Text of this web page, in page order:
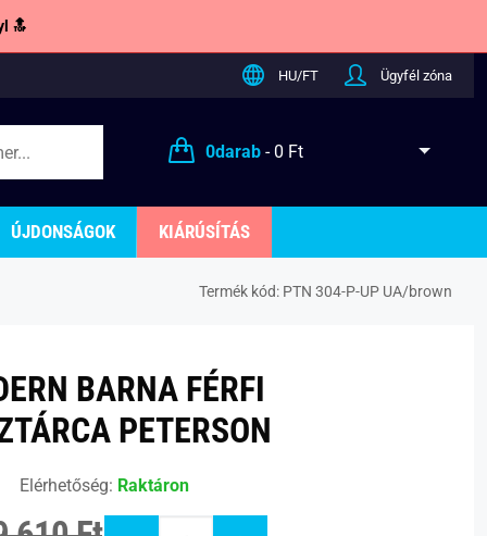
🔝
HU/FT Ügyfél zóna
0darab- 0 Ft
ÚJDONSÁGOK KIÁRÚSÍTÁS
Termék kód: PTN 304-P-UP UA/brown
BARNA FÉRFI
PETERSON
Elérhetőség: Raktáron